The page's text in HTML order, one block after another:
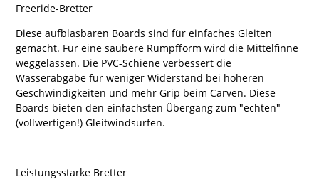
Freeride-Bretter
Diese aufblasbaren Boards sind für einfaches Gleiten
gemacht. Für eine saubere Rumpfform wird die Mittelfinne
weggelassen. Die PVC-Schiene verbessert die
Wasserabgabe für weniger Widerstand bei höheren
Geschwindigkeiten und mehr Grip beim Carven. Diese
Boards bieten den einfachsten Übergang zum "echten"
(vollwertigen!) Gleitwindsurfen.
Leistungsstarke Bretter